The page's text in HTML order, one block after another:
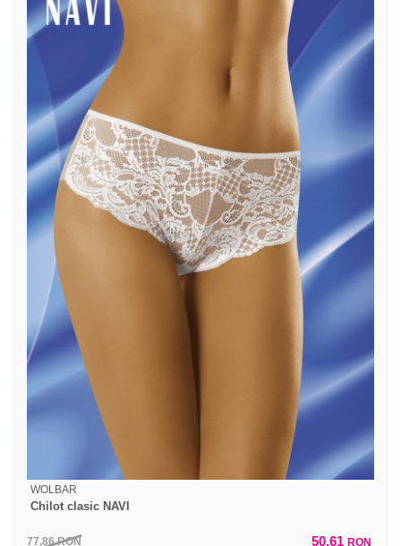
WOLBAR
Chilot clasic NAVI
77,86RON 50,61 RON